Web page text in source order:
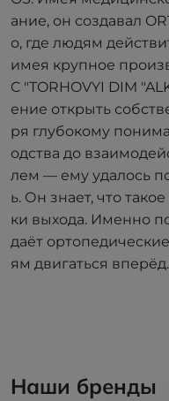
ание, он создавал
о, где людям
имея крупное
C "TORHOVYI DIM
ение открыть
ря глубокому
одства до
лем — ему удалось
ь. Он знает, что
ки выхода. Именно
даёт
ям двигаться вперёд.
Наши бренды